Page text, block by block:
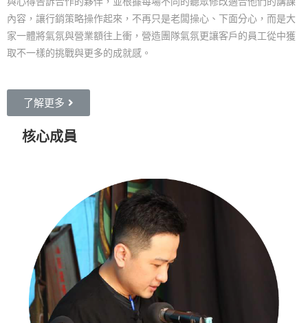
內容，讓行銷策略操作起來，不再只是老闆操心、下面分心，而是大
家一體將氣氛與營業額往上衝，營造團隊氣氛更讓客戶的員工從中獲
取不一樣的挑戰與更多的成就感。
了解更多
核心成員